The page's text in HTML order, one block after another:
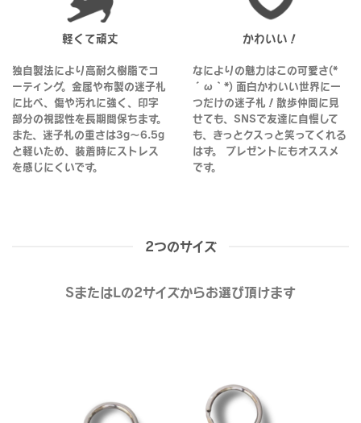
軽くて頑丈
独自製法により高耐久樹脂でコ
ーティング。金属や布製の迷子札
に比べ、傷や汚れに強く、印字
部分の視認性を長期間保ちます。
また、迷子札の重さは3g～6.5g
と軽いため、装着時にストレス
を感じにくいです。
かわいい！
なによりの魅力はこの可愛さ(*
´ω｀*) 面白かわいい世界に一
つだけの迷子札！散歩仲間に見
せても、SNSで友達に自慢して
も、きっとクスっと笑ってくれる
はず。 プレゼントにもオススメ
です。
2つのサイズ
SまたはLの2サイズからお選び頂けます